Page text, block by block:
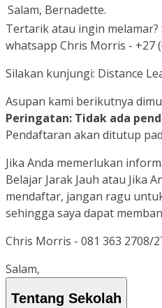
Salam, Bernadette.
Tertarik atau ingin melamar?
whatsapp Chris Morris - +27
Silakan kunjungi: Distance
Asupan kami berikutnya
Peringatan: Tidak ada
Pendaftaran akan ditutup
Jika Anda memerlukan
Belajar Jarak Jauh atau Jika
mendaftar, jangan ragu
sehingga saya dapat
Chris Morris - 081 363 2708/
Salam,
Tentang Sekolah